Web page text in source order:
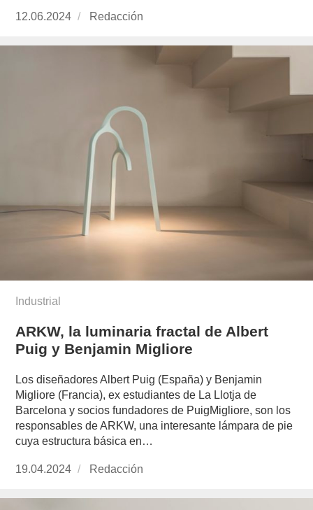
Publicado
12.06.2024 https://www.experimenta.es/author/redaccion/
Redacción
Industrial
ARKW, la luminaria fractal de Albert
Puig y Benjamin Migliore
Los diseñadores Albert Puig (España) y Benjamin
Migliore (Francia), ex estudiantes de La Llotja de
Barcelona y socios fundadores de PuigMigliore, son los
responsables de ARKW, una interesante lámpara de pie
cuya estructura básica en…
Publicado
19.04.2024 https://www.experimenta.es/author/redaccion/
Redacción